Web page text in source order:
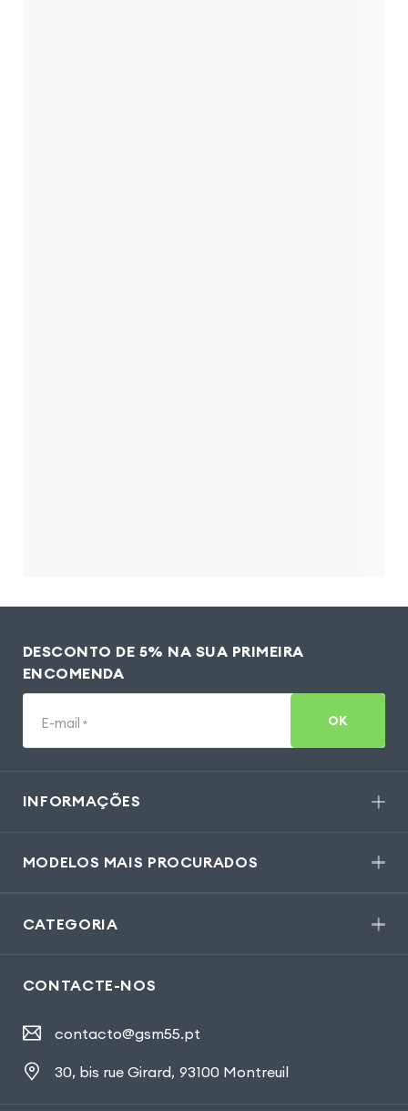
DESCONTO DE 5% NA SUA PRIMEIRA
ENCOMENDA
E-mail * OK
INFORMAÇÕES
MODELOS MAIS PROCURADOS
CATEGORIA
CONTACTE-NOS
contacto@gsm55.pt
30, bis rue Girard, 93100 Montreuil